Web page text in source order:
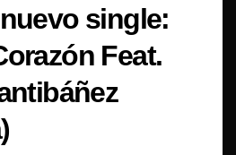
single:
Feat.